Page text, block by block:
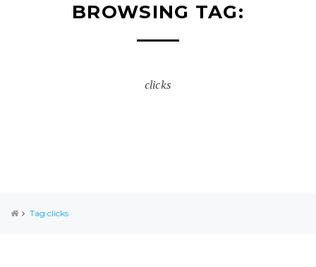
BROWSING TAG:
clicks
Tag:clicks